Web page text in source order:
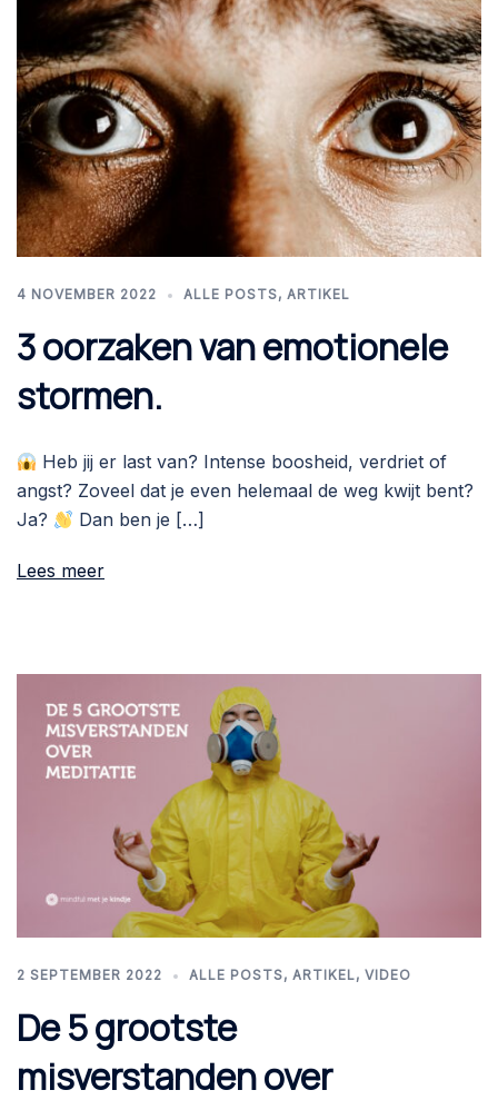
4 NOVEMBER 2022 ALLE POSTS, ARTIKEL
3 oorzaken van emotionele
stormen.
Heb jij er last van? Intense boosheid, verdriet of
angst? Zoveel dat je even helemaal de weg kwijt bent?
Ja?
Dan ben je […]
Lees meer
2 SEPTEMBER 2022 ALLE POSTS, ARTIKEL, VIDEO
De 5 grootste
misverstanden over